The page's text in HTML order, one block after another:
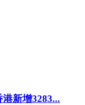
新增3283...